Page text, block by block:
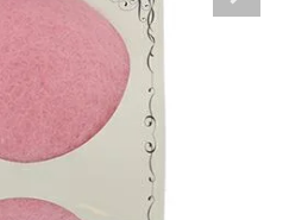
person 新規会員登録